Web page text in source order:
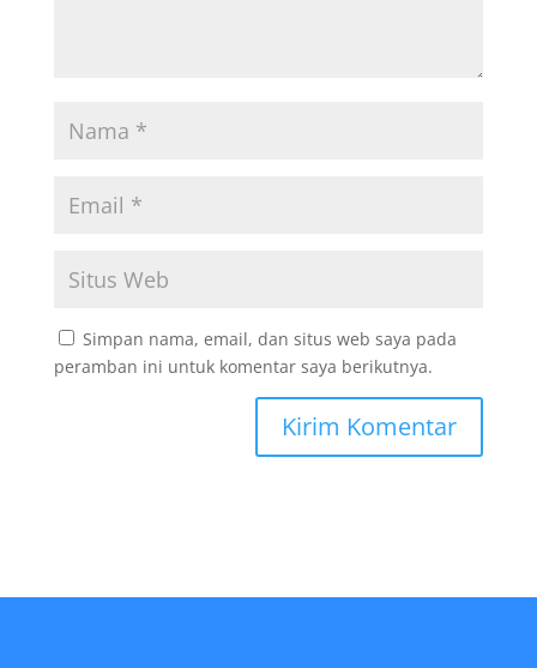
Simpan nama, email, dan situs web saya pada
peramban ini untuk komentar saya berikutnya.